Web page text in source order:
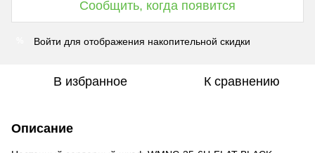
Сообщить, когда появится
Войти для отображения накопительной скидки
В избранное К сравнению
Описание